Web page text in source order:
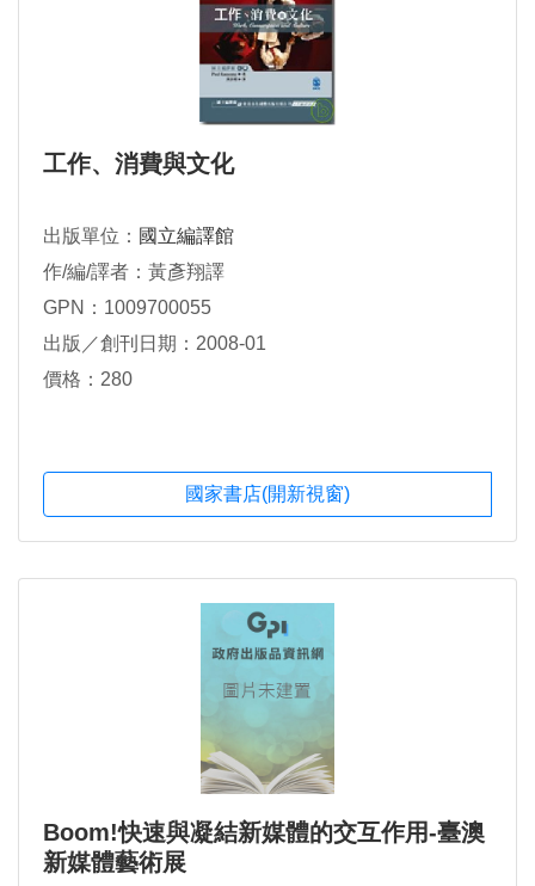
工作、消費與文化
出版單位： 國立編譯館
作/編/譯者：黃彥翔譯
GPN：1009700055
出版／創刊日期：2008-01
價格：280
國家書店(開新視窗)
Boom!快速與凝結新媒體的交互作用-臺澳
新媒體藝術展